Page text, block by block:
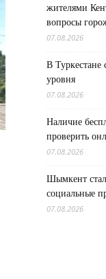
жителями
вопросы
07.08.2026
В Туркестане
уровня
07.08.2026
Наличие
проверить
07.08.2026
Шымкент
социальные
07.08.2026